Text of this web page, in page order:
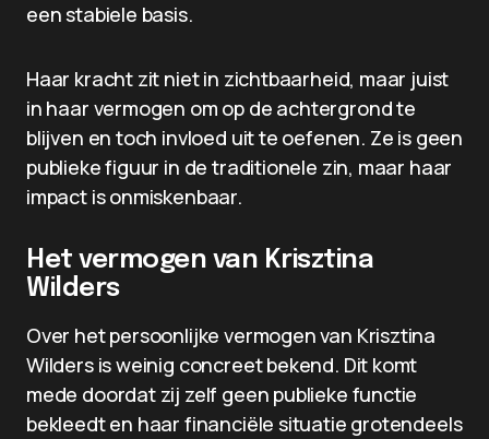
een stabiele basis.
Haar kracht zit niet in zichtbaarheid, maar juist
in haar vermogen om op de achtergrond te
blijven en toch invloed uit te oefenen. Ze is geen
publieke figuur in de traditionele zin, maar haar
impact is onmiskenbaar.
Het vermogen van Krisztina
Wilders
Over het persoonlijke vermogen van Krisztina
Wilders is weinig concreet bekend. Dit komt
mede doordat zij zelf geen publieke functie
bekleedt en haar financiële situatie grotendeels